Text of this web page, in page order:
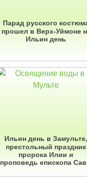
Парад русского
прошел в Верх-Уймоне
Ильин день
Ильин день в Замульте,
престольный праздник
пророка Илии и
проповедь епископа